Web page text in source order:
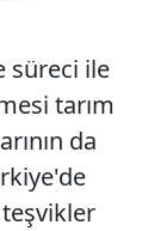
süreci ile
tarım
da